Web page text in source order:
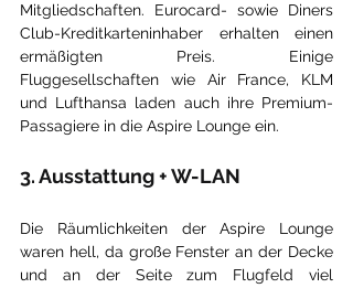
Mitgliedschaften. Eurocard- sowie Diners
Club-Kreditkarteninhaber erhalten einen
ermäßigten Preis. Einige
Fluggesellschaften wie Air France, KLM
und Lufthansa laden auch ihre Premium-
Passagiere in die Aspire Lounge ein.
3. Ausstattung + W-LAN
Die Räumlichkeiten der Aspire Lounge
waren hell, da große Fenster an der Decke
und an der Seite zum Flugfeld viel